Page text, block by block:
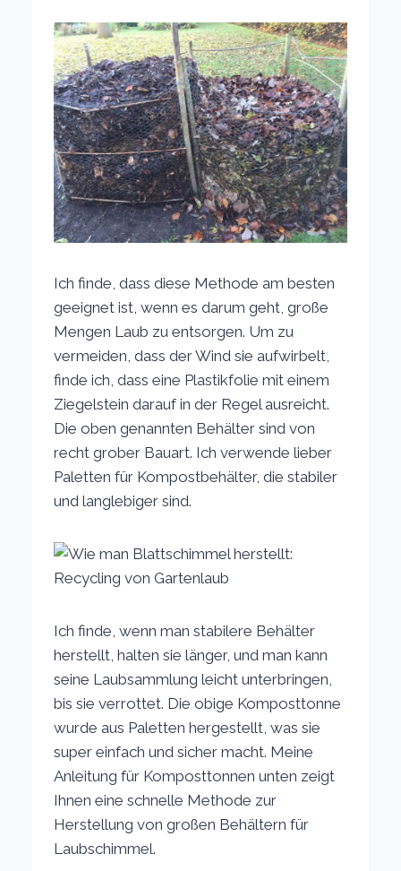
Ich finde, dass diese Methode am besten
geeignet ist, wenn es darum geht, große
Mengen Laub zu entsorgen. Um zu
vermeiden, dass der Wind sie aufwirbelt,
finde ich, dass eine Plastikfolie mit einem
Ziegelstein darauf in der Regel ausreicht.
Die oben genannten Behälter sind von
recht grober Bauart. Ich verwende lieber
Paletten für Kompostbehälter, die stabiler
und langlebiger sind.
Ich finde, wenn man stabilere Behälter
herstellt, halten sie länger, und man kann
seine Laubsammlung leicht unterbringen,
bis sie verrottet. Die obige Komposttonne
wurde aus Paletten hergestellt, was sie
super einfach und sicher macht. Meine
Anleitung für Komposttonnen unten zeigt
Ihnen eine schnelle Methode zur
Herstellung von großen Behältern für
Laubschimmel.